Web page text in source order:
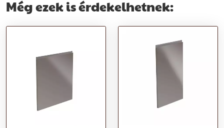
Még ezek is érdekelhetnek: